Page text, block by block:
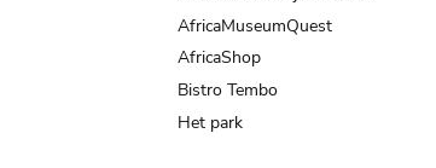
AfricaMuseumQuest
AfricaShop
Bistro Tembo
Het park